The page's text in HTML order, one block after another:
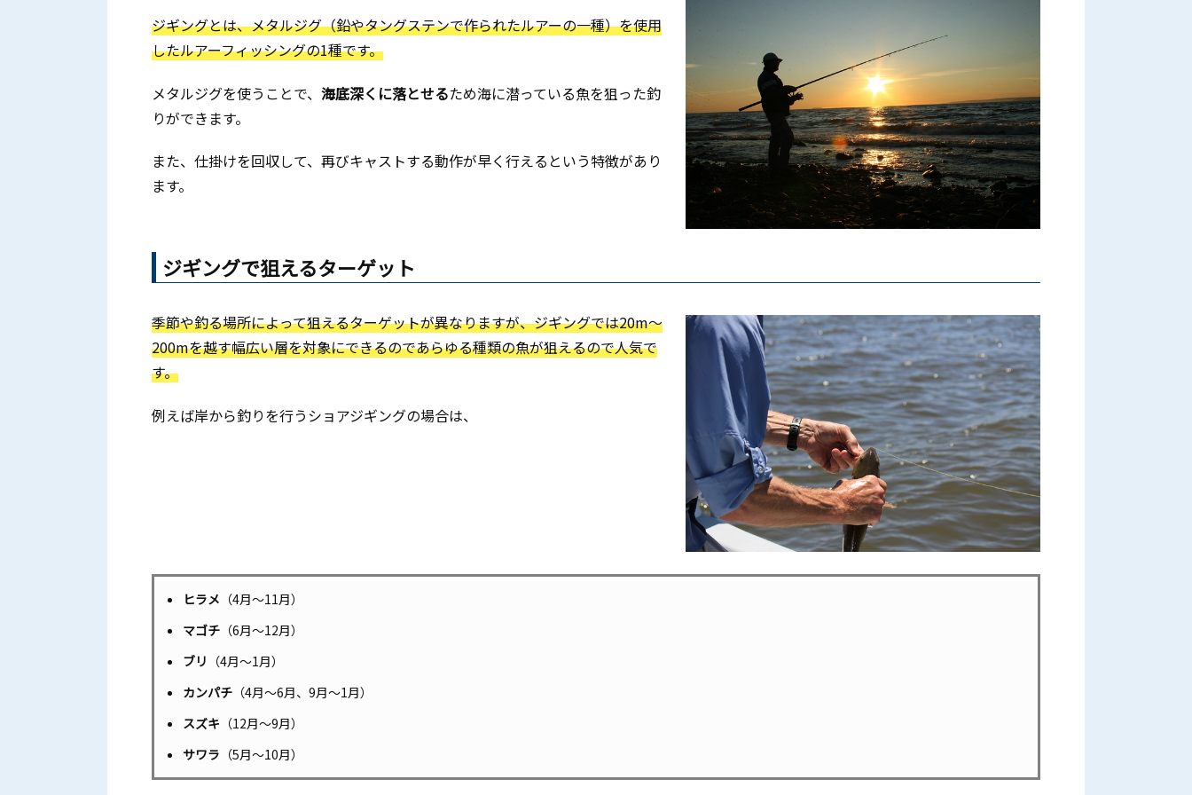
ジギングとは、メタルジグ（鉛やタングステンで作られたルアーの一種）を使用
したルアーフィッシングの1種です。
メタルジグを使うことで、 海底深くに落とせるため海に潜っている魚を狙った釣
りができます。
また、仕掛けを回収して、再びキャストする動作が早く行えるという特徴があり
ます。
ジギングで狙えるターゲット
季節や釣る場所によって狙えるターゲットが異なりますが、ジギングでは20m〜
200mを越す幅広い層を対象にできるのであらゆる種類の魚が狙えるので人気で
す。
例えば岸から釣りを行うショアジギングの場合は、
ヒラメ （4月〜11月）
マゴチ （6月〜12月）
ブリ （4月〜1月）
カンパチ （4月〜6月、9月〜1月）
スズキ （12月〜9月）
サワラ （5月〜10月）